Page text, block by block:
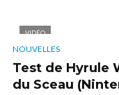
VIDÉO
NOUVELLES
Test de Hyrule
du Sceau